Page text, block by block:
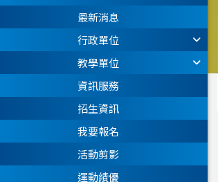
最新消息
行政單位
教學單位
資訊服務
招生資訊
我要報名
活動剪影
運動績優